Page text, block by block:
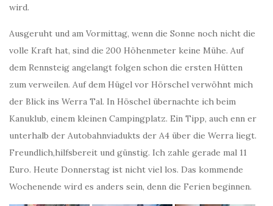
wird.
Ausgeruht und am Vormittag, wenn die Sonne noch nicht die
volle Kraft hat, sind die 200 Höhenmeter keine Mühe. Auf
dem Rennsteig angelangt folgen schon die ersten Hütten
zum verweilen. Auf dem Hügel vor Hörschel verwöhnt mich
der Blick ins Werra Tal. In Höschel übernachte ich beim
Kanuklub, einem kleinen Campingplatz. Ein Tipp, auch enn er
unterhalb der Autobahnviadukts der A4 über die Werra liegt.
Freundlich,hilfsbereit und günstig. Ich zahle gerade mal 11
Euro. Heute Donnerstag ist nicht viel los. Das kommende
Wochenende wird es anders sein, denn die Ferien beginnen.